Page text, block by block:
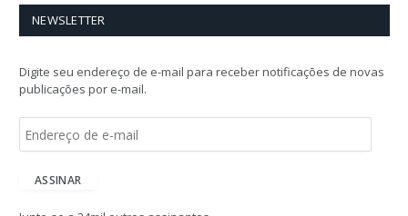
NEWSLETTER
Digite seu endereço de e-mail para receber notificações de novas
publicações por e-mail.
e
ASSINAR